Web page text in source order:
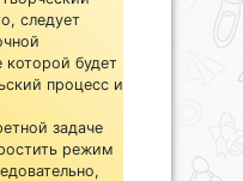
следует
будет
процесс и
задаче
режим